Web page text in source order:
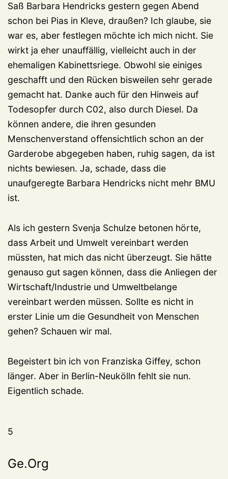
Saß Barbara Hendricks gestern gegen Abend
schon bei Pias in Kleve, draußen? Ich glaube, sie
war es, aber festlegen möchte ich mich nicht. Sie
wirkt ja eher unauffällig, vielleicht auch in der
ehemaligen Kabinettsriege. Obwohl sie einiges
geschafft und den Rücken bisweilen sehr gerade
gemacht hat. Danke auch für den Hinweis auf
Todesopfer durch C02, also durch Diesel. Da
können andere, die ihren gesunden
Menschenverstand offensichtlich schon an der
Garderobe abgegeben haben, ruhig sagen, da ist
nichts bewiesen. Ja, schade, dass die
unaufgeregte Barbara Hendricks nicht mehr BMU
ist.
Als ich gestern Svenja Schulze betonen hörte,
dass Arbeit und Umwelt vereinbart werden
müssten, hat mich das nicht überzeugt. Sie hätte
genauso gut sagen können, dass die Anliegen der
Wirtschaft/Industrie und Umweltbelange
vereinbart werden müssen. Sollte es nicht in
erster Linie um die Gesundheit von Menschen
gehen? Schauen wir mal.
Begeistert bin ich von Franziska Giffey, schon
länger. Aber in Berlin-Neukölln fehlt sie nun.
Eigentlich schade.
5
Ge.Org